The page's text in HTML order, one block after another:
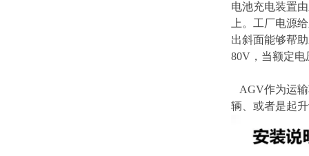
电池充电装置
上。工厂电源
出斜面能够帮
80V，当额定电
AGV作为运输
辆、或者是起